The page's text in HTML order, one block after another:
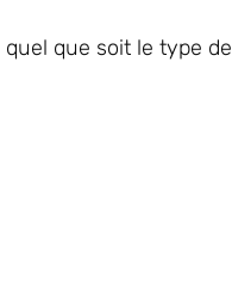
que soit le type de